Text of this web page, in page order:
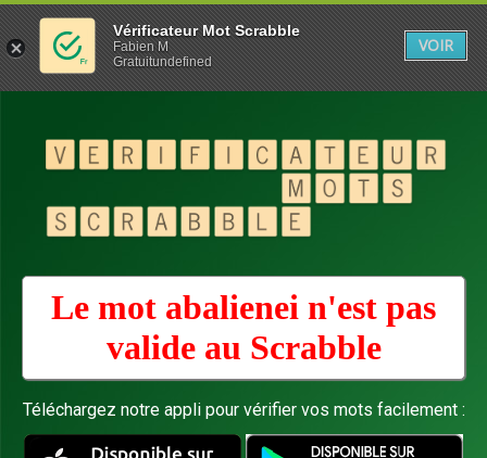
Le mot abalienei n'est pas
valide au Scrabble
Téléchargez notre appli pour vérifier vos mots facilement :
Vérificateur Mot Scrabble
Fabien M
Gratuitundefined
VOIR